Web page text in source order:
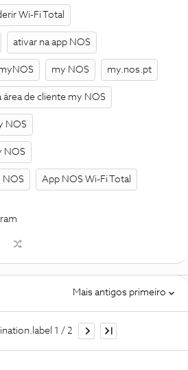
Wi-Fi Total
ativar na app NOS
my NOS my.nos.pt
área de cliente my NOS
NOS
NOS
NOS App NOS Wi-Fi Total
Mais antigos primeiro
1 / 2